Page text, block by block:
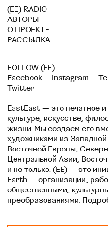
(EE) RADIO
АВТОРЫ
О ПРОЕКТЕ
РАССЫЛКА
FOLLOW (EE)
Facebook
Instagram
Twitter
EastEast — это печатное
культуре, искусстве,
жизни. Мы создаем его
художниками из
Восточной Европы,
Центральной Азии,
и не только. (EE) — это
Earth — организации,
общественными,
преобразованиями.